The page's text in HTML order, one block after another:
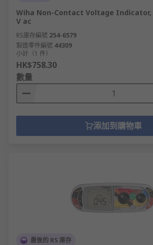
Wiha Non-Contact Voltage Indicator,
V ac
RS庫存編號 254-6579
製造零件編號 44309
小計（1 件）
HK$758.30
數量
添加到購物車
最後的 RS 庫存